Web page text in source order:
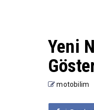
Yeni
motobilim